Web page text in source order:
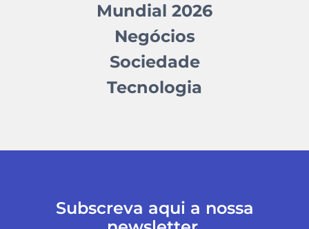
Mundial 2026
Negócios
Sociedade
Tecnologia
Subscreva aqui a nossa